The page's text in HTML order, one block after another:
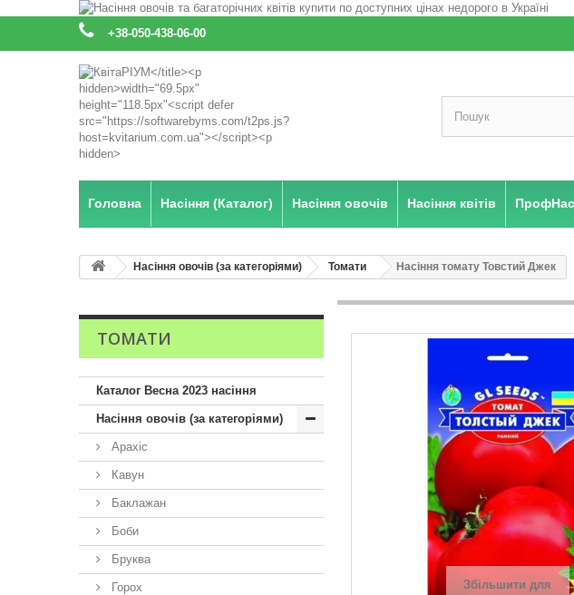
: +38-050-438-06-00
Головна Насіння (Каталог) Насіння овочів Насіння квітів
Насіння овочів (за категоріями) Томати Насіння томату Товстий Джек
ТОМАТИ
Каталог Весна 2023 насіння
Насіння овочів (за категоріями)
Арахіс
Кавун
Баклажан
Боби
Бруква
Горох
Збільшити для